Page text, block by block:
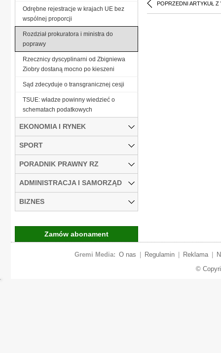
POPRZEDNI ARTYKUŁ Z
Odrębne rejestracje w krajach UE bez
wspólnej proporcji
Rozdział prokuratora i ministra do
poprawy
Rzecznicy dyscyplinarni od Zbigniewa
Ziobry dostaną mocno po kieszeni
Sąd zdecyduje o transgranicznej cesji
TSUE: władze powinny wiedzieć o
schematach podatkowych
EKONOMIA I RYNEK
SPORT
PORADNIK PRAWNY RZ
ADMINISTRACJA I SAMORZĄD
BIZNES
Zamów abonament
Gremi Media: O nas Regulamin Reklama
©